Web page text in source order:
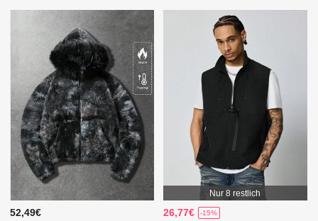
52,49€
Nur 8 restlich
26,77€ -15%